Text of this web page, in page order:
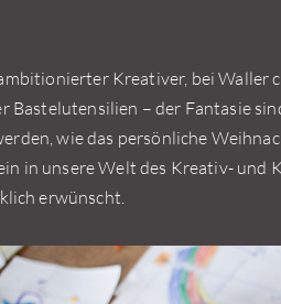
Kreativer, bei Waller
– der Fantasie
wie das persönliche
in unsere Welt des Kreativ- und
erwünscht.